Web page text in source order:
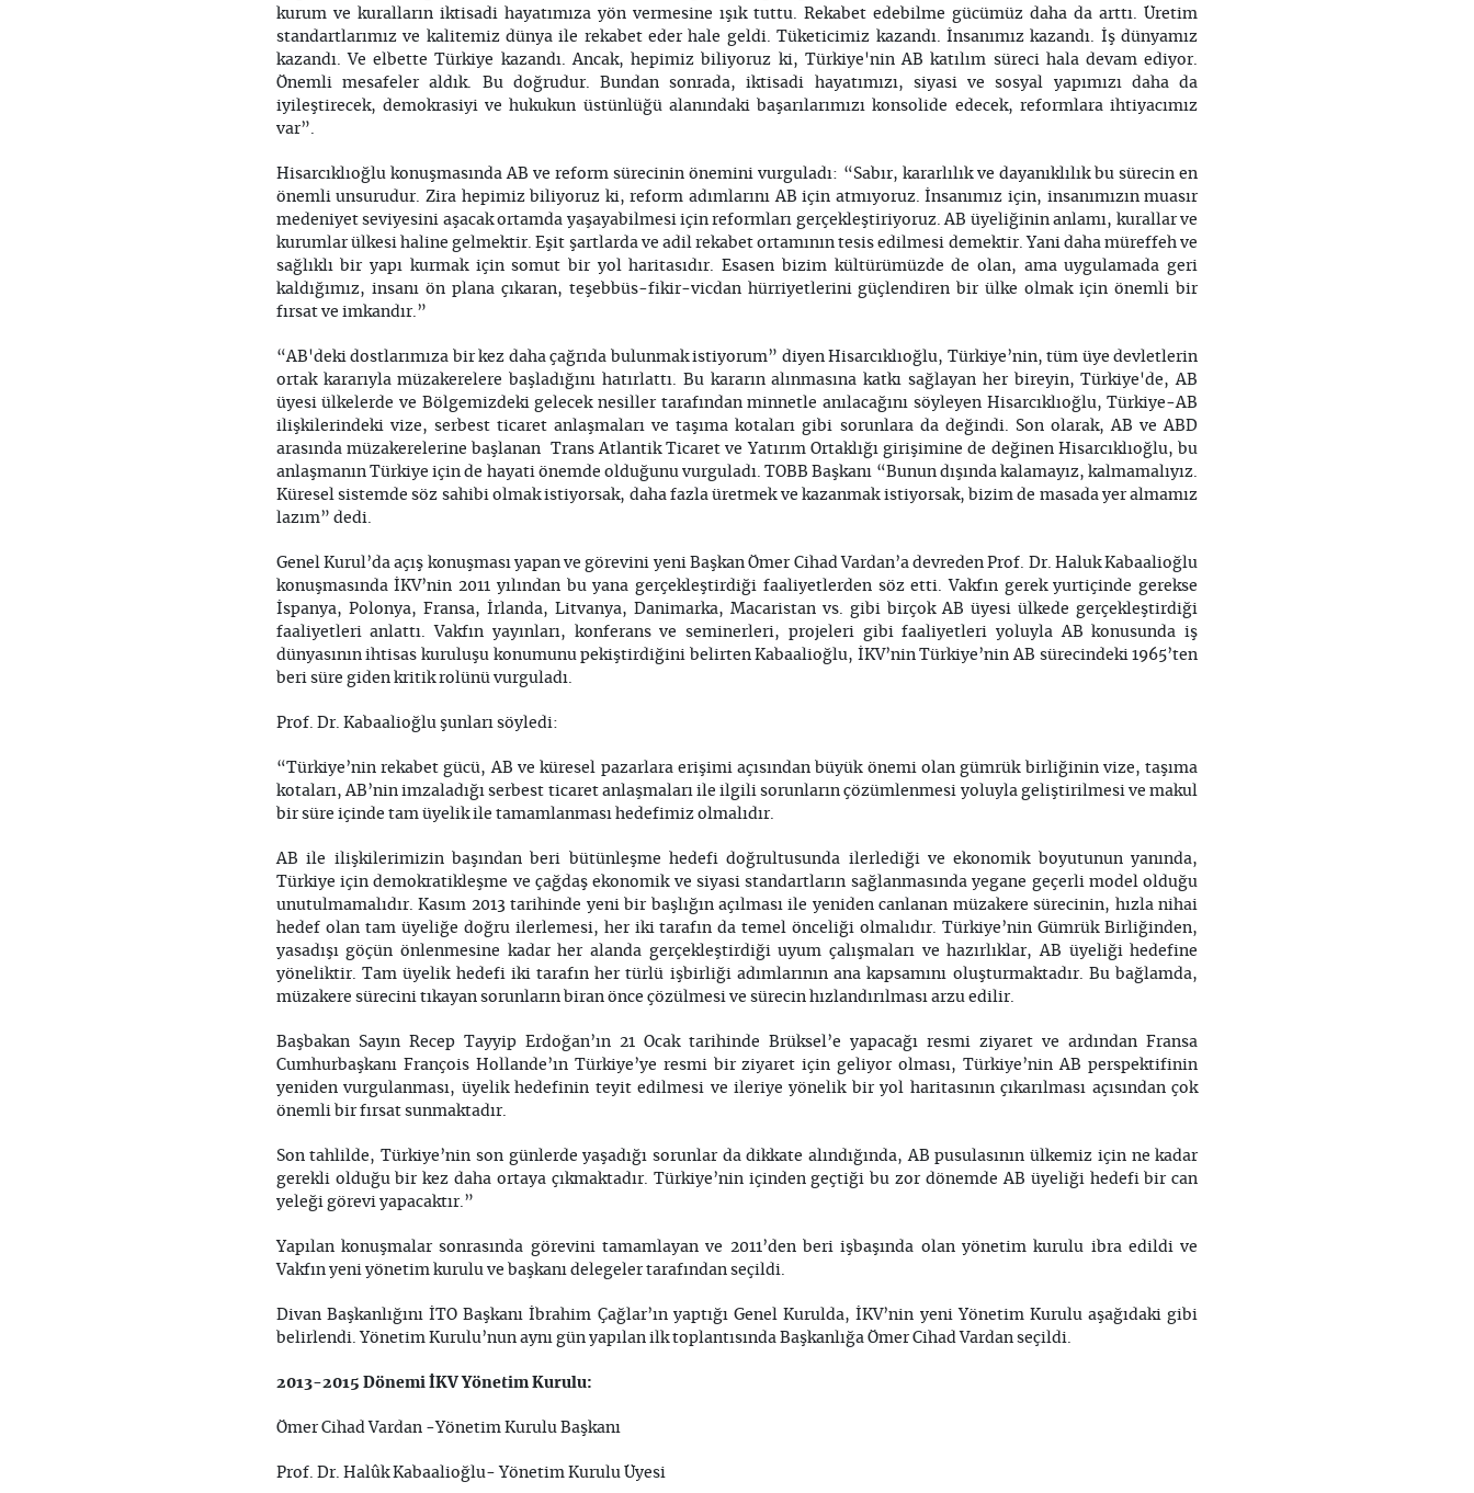
kurum ve kuralların iktisadi hayatımıza yön vermesine ışık tuttu. Rekabet edebilme gücümüz daha da arttı. Üretim
standartlarımız ve kalitemiz dünya ile rekabet eder hale geldi. Tüketicimiz kazandı. İnsanımız kazandı. İş dünyamız
kazandı. Ve elbette Türkiye kazandı. Ancak, hepimiz biliyoruz ki, Türkiye'nin AB katılım süreci hala devam ediyor.
Önemli mesafeler aldık. Bu doğrudur. Bundan sonrada, iktisadi hayatımızı, siyasi ve sosyal yapımızı daha da
iyileştirecek, demokrasiyi ve hukukun üstünlüğü alanındaki başarılarımızı konsolide edecek, reformlara ihtiyacımız
var”.
Hisarcıklıoğlu konuşmasında AB ve reform sürecinin önemini vurguladı: “Sabır, kararlılık ve dayanıklılık bu sürecin en
önemli unsurudur. Zira hepimiz biliyoruz ki, reform adımlarını AB için atmıyoruz. İnsanımız için, insanımızın muasır
medeniyet seviyesini aşacak ortamda yaşayabilmesi için reformları gerçekleştiriyoruz. AB üyeliğinin anlamı, kurallar ve
kurumlar ülkesi haline gelmektir. Eşit şartlarda ve adil rekabet ortamının tesis edilmesi demektir. Yani daha müreffeh ve
sağlıklı bir yapı kurmak için somut bir yol haritasıdır. Esasen bizim kültürümüzde de olan, ama uygulamada geri
kaldığımız, insanı ön plana çıkaran, teşebbüs-fikir-vicdan hürriyetlerini güçlendiren bir ülke olmak için önemli bir
fırsat ve imkandır.”
“AB'deki dostlarımıza bir kez daha çağrıda bulunmak istiyorum” diyen Hisarcıklıoğlu, Türkiye’nin, tüm üye devletlerin
ortak kararıyla müzakerelere başladığını hatırlattı. Bu kararın alınmasına katkı sağlayan her bireyin, Türkiye'de, AB
üyesi ülkelerde ve Bölgemizdeki gelecek nesiller tarafından minnetle anılacağını söyleyen Hisarcıklıoğlu, Türkiye-AB
ilişkilerindeki vize, serbest ticaret anlaşmaları ve taşıma kotaları gibi sorunlara da değindi. Son olarak, AB ve ABD
arasında müzakerelerine başlanan Trans Atlantik Ticaret ve Yatırım Ortaklığı girişimine de değinen Hisarcıklıoğlu, bu
anlaşmanın Türkiye için de hayati önemde olduğunu vurguladı. TOBB Başkanı “Bunun dışında kalamayız, kalmamalıyız.
Küresel sistemde söz sahibi olmak istiyorsak, daha fazla üretmek ve kazanmak istiyorsak, bizim de masada yer almamız
lazım” dedi.
Genel Kurul’da açış konuşması yapan ve görevini yeni Başkan Ömer Cihad Vardan’a devreden Prof. Dr. Haluk Kabaalioğlu
konuşmasında İKV’nin 2011 yılından bu yana gerçekleştirdiği faaliyetlerden söz etti. Vakfın gerek yurtiçinde gerekse
İspanya, Polonya, Fransa, İrlanda, Litvanya, Danimarka, Macaristan vs. gibi birçok AB üyesi ülkede gerçekleştirdiği
faaliyetleri anlattı. Vakfın yayınları, konferans ve seminerleri, projeleri gibi faaliyetleri yoluyla AB konusunda iş
dünyasının ihtisas kuruluşu konumunu pekiştirdiğini belirten Kabaalioğlu, İKV’nin Türkiye’nin AB sürecindeki 1965’ten
beri süre giden kritik rolünü vurguladı.
Prof. Dr. Kabaalioğlu şunları söyledi:
“Türkiye’nin rekabet gücü, AB ve küresel pazarlara erişimi açısından büyük önemi olan gümrük birliğinin vize, taşıma
kotaları, AB’nin imzaladığı serbest ticaret anlaşmaları ile ilgili sorunların çözümlenmesi yoluyla geliştirilmesi ve makul
bir süre içinde tam üyelik ile tamamlanması hedefimiz olmalıdır.
AB ile ilişkilerimizin başından beri bütünleşme hedefi doğrultusunda ilerlediği ve ekonomik boyutunun yanında,
Türkiye için demokratikleşme ve çağdaş ekonomik ve siyasi standartların sağlanmasında yegane geçerli model olduğu
unutulmamalıdır. Kasım 2013 tarihinde yeni bir başlığın açılması ile yeniden canlanan müzakere sürecinin, hızla nihai
hedef olan tam üyeliğe doğru ilerlemesi, her iki tarafın da temel önceliği olmalıdır. Türkiye’nin Gümrük Birliğinden,
yasadışı göçün önlenmesine kadar her alanda gerçekleştirdiği uyum çalışmaları ve hazırlıklar, AB üyeliği hedefine
yöneliktir. Tam üyelik hedefi iki tarafın her türlü işbirliği adımlarının ana kapsamını oluşturmaktadır. Bu bağlamda,
müzakere sürecini tıkayan sorunların biran önce çözülmesi ve sürecin hızlandırılması arzu edilir.
Başbakan Sayın Recep Tayyip Erdoğan’ın 21 Ocak tarihinde Brüksel’e yapacağı resmi ziyaret ve ardından Fransa
Cumhurbaşkanı François Hollande’ın Türkiye’ye resmi bir ziyaret için geliyor olması, Türkiye’nin AB perspektifinin
yeniden vurgulanması, üyelik hedefinin teyit edilmesi ve ileriye yönelik bir yol haritasının çıkarılması açısından çok
önemli bir fırsat sunmaktadır.
Son tahlilde, Türkiye’nin son günlerde yaşadığı sorunlar da dikkate alındığında, AB pusulasının ülkemiz için ne kadar
gerekli olduğu bir kez daha ortaya çıkmaktadır. Türkiye’nin içinden geçtiği bu zor dönemde AB üyeliği hedefi bir can
yeleği görevi yapacaktır.”
Yapılan konuşmalar sonrasında görevini tamamlayan ve 2011’den beri işbaşında olan yönetim kurulu ibra edildi ve
Vakfın yeni yönetim kurulu ve başkanı delegeler tarafından seçildi.
Divan Başkanlığını İTO Başkanı İbrahim Çağlar’ın yaptığı Genel Kurulda, İKV’nin yeni Yönetim Kurulu aşağıdaki gibi
belirlendi. Yönetim Kurulu’nun aynı gün yapılan ilk toplantısında Başkanlığa Ömer Cihad Vardan seçildi.
2013-2015 Dönemi İKV Yönetim Kurulu:
Ömer Cihad Vardan -Yönetim Kurulu Başkanı
Prof. Dr. Halûk Kabaalioğlu- Yönetim Kurulu Üyesi